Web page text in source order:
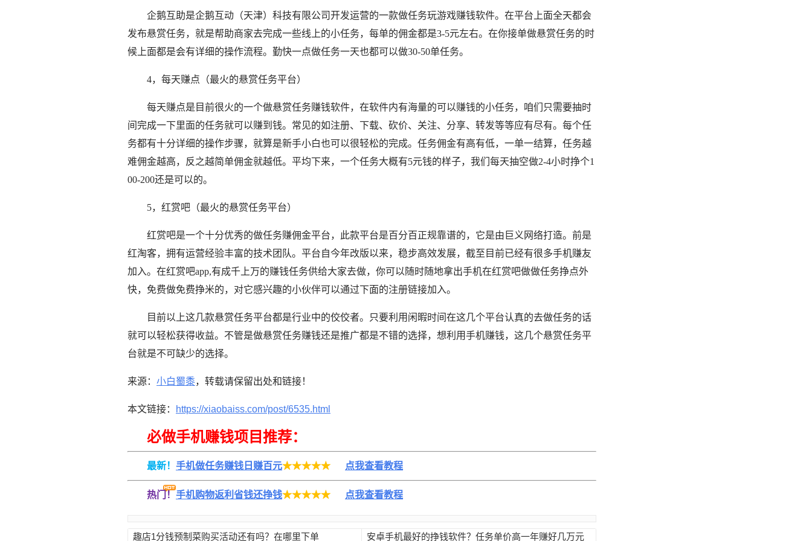
企鹅互助是企鹅互动（天津）科技有限公司开发运营的一款做任务玩游戏赚钱软件。在平台上面全天都会
发布悬赏任务，就是帮助商家去完成一些线上的小任务，每单的佣金都是3-5元左右。在你接单做悬赏任务的时
候上面都是会有详细的操作流程。勤快一点做任务一天也都可以做30-50单任务。
4，每天赚点（最火的悬赏任务平台）
每天赚点是目前很火的一个做悬赏任务赚钱软件，在软件内有海量的可以赚钱的小任务，咱们只需要抽时
间完成一下里面的任务就可以赚到钱。常见的如注册、下载、砍价、关注、分享、转发等等应有尽有。每个任
务都有十分详细的操作步骤，就算是新手小白也可以很轻松的完成。任务佣金有高有低，一单一结算，任务越
难佣金越高，反之越简单佣金就越低。平均下来，一个任务大概有5元钱的样子，我们每天抽空做2-4小时挣个1
00-200还是可以的。
5，红赏吧（最火的悬赏任务平台）
红赏吧是一个十分优秀的做任务赚佣金平台，此款平台是百分百正规靠谱的，它是由巨义网络打造。前是
红淘客，拥有运营经验丰富的技术团队。平台自今年改版以来，稳步高效发展，截至目前已经有很多手机赚友
加入。在红赏吧app,有成千上万的赚钱任务供给大家去做，你可以随时随地拿出手机在红赏吧做做任务挣点外
快，免费做免费挣米的，对它感兴趣的小伙伴可以通过下面的注册链接加入。
目前以上这几款悬赏任务平台都是行业中的佼佼者。只要利用闲暇时间在这几个平台认真的去做任务的话
就可以轻松获得收益。不管是做悬赏任务赚钱还是推广都是不错的选择，想利用手机赚钱，这几个悬赏任务平
台就是不可缺少的选择。
来源： 小白蜀黍，转载请保留出处和链接！
本文链接： https://xiaobaiss.com/post/6535.html
必做手机赚钱项目推荐：
最新！ 手机做任务赚钱日赚百元★★★★★ 点我查看教程
热门！ 手机购物返利省钱还挣钱★★★★★ 点我查看教程
趣店1分钱预制菜购买活动还有吗？在哪里下单 安卓手机最好的挣钱软件？任务单价高一年赚好几万元